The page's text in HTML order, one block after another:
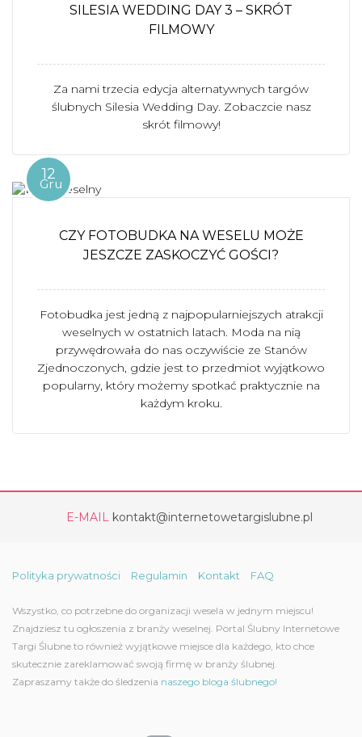
SILESIA WEDDING DAY 3 – SKRÓT
FILMOWY
Za nami trzecia edycja alternatywnych targów
ślubnych Silesia Wedding Day. Zobaczcie nasz
skrót filmowy!
12
Gru
CZY FOTOBUDKA NA WESELU MOŻE
JESZCZE ZASKOCZYĆ GOŚCI?
Fotobudka jest jedną z najpopularniejszych atrakcji
weselnych w ostatnich latach. Moda na nią
przywędrowała do nas oczywiście ze Stanów
Zjednoczonych, gdzie jest to przedmiot wyjątkowo
popularny, który możemy spotkać praktycznie na
każdym kroku.
E-MAIL kontakt@internetowetargislubne.pl
Polityka prywatności Regulamin Kontakt FAQ
Wszystko, co potrzebne do organizacji wesela w jednym miejscu!
Znajdziesz tu ogłoszenia z branży weselnej. Portal Ślubny Internetowe
Targi Ślubne to również wyjątkowe miejsce dla każdego, kto chce
skutecznie zareklamować swoją firmę w branży ślubnej.
Zapraszamy także do śledzenia naszego bloga ślubnego!